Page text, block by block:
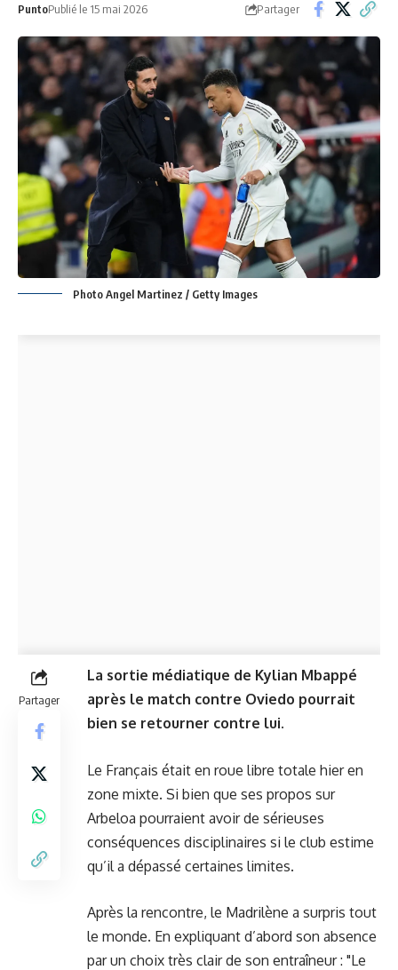
PuntoPublié le 15 mai 2026 Partager
Photo Angel Martinez / Getty Images
Partager
La sortie médiatique de Kylian Mbappé
après le match contre Oviedo pourrait
bien se retourner contre lui.
Le Français était en roue libre totale hier en
zone mixte. Si bien que ses propos sur
Arbeloa pourraient avoir de sérieuses
conséquences disciplinaires si le club estime
qu’il a dépassé certaines limites.
Après la rencontre, le Madrilène a surpris tout
le monde. En expliquant d’abord son absence
par un choix très clair de son entraîneur : "Le